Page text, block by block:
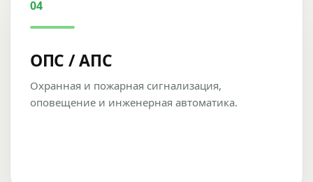
04
ОПС / АПС
Охранная и пожарная сигнализация,
оповещение и инженерная автоматика.